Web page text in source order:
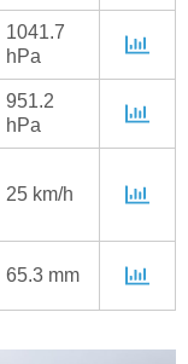
1041.7
hPa
951.2
hPa
25 km/h
65.3 mm